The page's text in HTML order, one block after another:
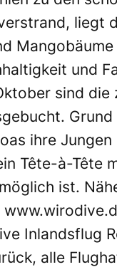
liegt
und
sind
ihre
Tête-à-Tête
ist.
Inlandsflug
alle